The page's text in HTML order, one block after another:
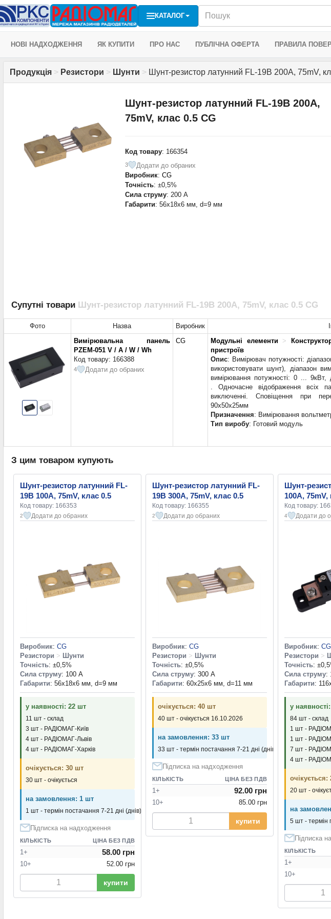
КАТАЛОГ
НОВІ НАДХОДЖЕННЯ ЯК КУПИТИ ПРО НАС ПУБЛІЧНА ОФЕРТА ПРАВИЛА
Продукція > Резистори > Шунти > Шунт-резистор латунний FL-19B 200A, 75mV,
Шунт-резистор латунний FL-19B 200A,
75mV, клас 0.5 CG
Код товару: 166354
3
Додати до обраних
Виробник: CG
Точність: ±0,5%
Сила струму: 200 А
Габарити: 56x18x6 мм, d=9 мм
Супутні товари Шунт-резистор латунний FL-19B 200A, 75mV, клас 0.5 CG
Фото Назва Виробник
Вимірювальна панель
PZEM-051 V / A / W / Wh
Код товару: 166388
4 Додати до обраних
CG Модульні елементи >
пристроїв
Опис: Вимірювач потужності:
використовувати шунт), діапазон
вимірювання потужності: 0 ... 9кВт,
. Одночасне відображення всіх
виключенні. Сповіщення при
90x50x25мм
Призначення: Вимірювання
Тип виробу: Готовий модуль
З цим товаром купують
Шунт-резистор латунний FL-
19B 100A, 75mV, клас 0.5
Код товару: 166353
2 Додати до обраних
Виробник: CG
Резистори > Шунти
Точність: ±0,5%
Сила струму: 100 А
Габарити: 56x18x6 мм, d=9 мм
у наявності: 22 шт
11 шт - склад
3 шт - РАДІОМАГ-Київ
4 шт - РАДІОМАГ-Львів
4 шт - РАДІОМАГ-Харків
очікується: 30 шт
30 шт - очікується
на замовлення: 1 шт
1 шт - термін постачання 7-21 дні (днів)
Підписка на надходження
КІЛЬКІСТЬ ЦІНА БЕЗ ПДВ
1+ 58.00 грн
10+ 52.00 грн
купити
Шунт-резистор латунний FL-
19B 300A, 75mV, клас 0.5
Код товару: 166355
2 Додати до обраних
Виробник: CG
Резистори > Шунти
Точність: ±0,5%
Сила струму: 300 А
Габарити: 60x25x6 мм, d=11 мм
очікується: 40 шт
40 шт - очікується 16.10.2026
на замовлення: 33 шт
33 шт - термін постачання 7-21 дні (днів)
Підписка на надходження
КІЛЬКІСТЬ ЦІНА БЕЗ ПДВ
1+ 92.00 грн
10+ 85.00 грн
купити
Шунт-
100A, 75mV,
Код товару:
4 Додати до
Виробник: CG
Резистори >
Точність:
Сила струму:
Габарити:
у
84 шт - склад
1 шт -
1 шт -
7 шт -
4 шт -
очікується:
20 шт -
на
5 шт - термін
Підписка
КІЛЬКІСТЬ
1+
10+